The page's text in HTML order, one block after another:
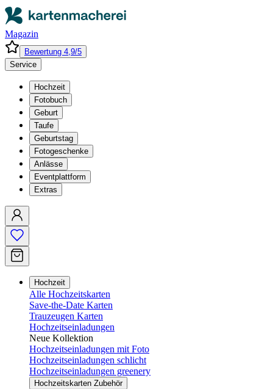
Magazin
Bewertung 4,9/5
Service
Hochzeit
Fotobuch
Geburt
Taufe
Geburtstag
Fotogeschenke
Anlässe
Eventplattform
Extras
Hochzeit
Alle Hochzeitskarten
Save-the-Date Karten
Trauzeugen Karten
Hochzeitseinladungen
Neue Kollektion
Hochzeitseinladungen mit Foto
Hochzeitseinladungen schlicht
Hochzeitseinladungen greenery
Hochzeitskarten Zubehör